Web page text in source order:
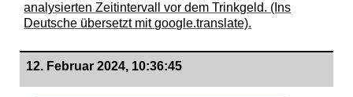
analysierten Zeitintervall vor dem Trinkgeld. (Ins
Deutsche übersetzt mit google.translate).
12. Februar 2024, 10:36:45